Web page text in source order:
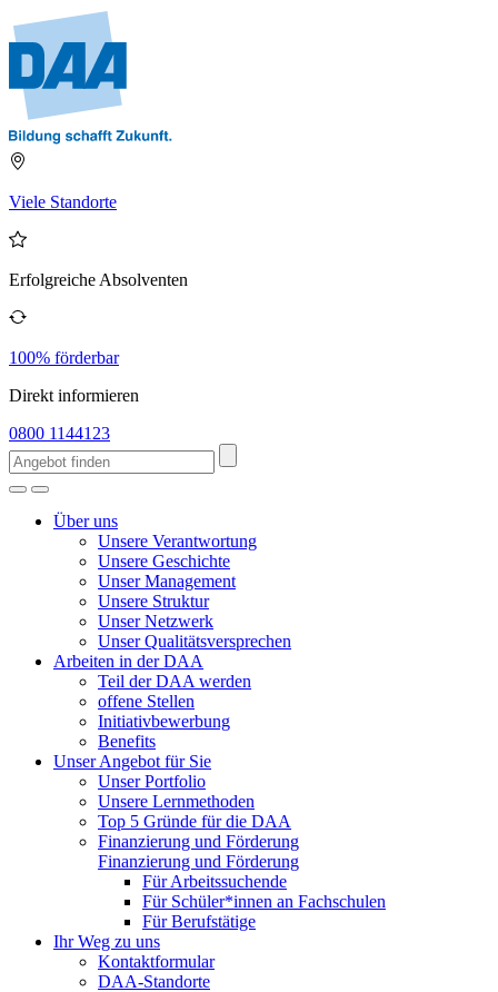
Viele Standorte
Erfolgreiche Absolventen
100% förderbar
Direkt informieren
0800 1144123
Über uns
Unsere Verantwortung
Unsere Geschichte
Unser Management
Unsere Struktur
Unser Netzwerk
Unser Qualitätsversprechen
Arbeiten in der DAA
Teil der DAA werden
offene Stellen
Initiativbewerbung
Benefits
Unser Angebot für Sie
Unser Portfolio
Unsere Lernmethoden
Top 5 Gründe für die DAA
Finanzierung und Förderung
Finanzierung und Förderung
Für Arbeitssuchende
Für Schüler*innen an Fachschulen
Für Berufstätige
Ihr Weg zu uns
Kontaktformular
DAA-Standorte